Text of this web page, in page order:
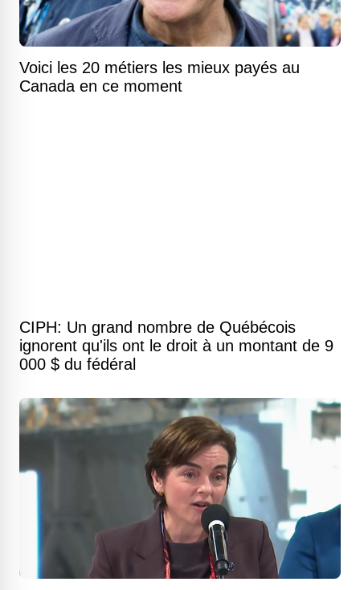
Voici les 20 métiers les mieux payés au
Canada en ce moment
CIPH: Un grand nombre de Québécois
ignorent qu'ils ont le droit à un montant de 9
000 $ du fédéral